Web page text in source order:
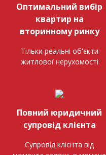
Оптимальний вибір
квартир на
вторинному ринку
Тільки реальні об'єкти
житлової нерухомості
Повний юридичний
супровід клієнта
Супровід клієнта від